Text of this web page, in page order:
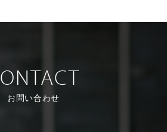
CONTACT
お問い合わせ